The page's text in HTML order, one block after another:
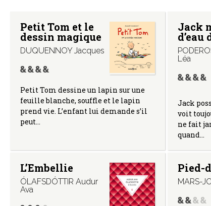
Petit Tom et le
dessin magique
DUQUENNOY Jacques
Petit Tom dessine un lapin sur une
feuille blanche, souffle et le lapin
prend vie. L’enfant lui demande s’il
peut…
Jack
d’eau
Léa
Jack
voit
ne fait
quand…
L’Embellie
ÓLAFSDÓTTIR Audur
Ava
Pied-
MARS-